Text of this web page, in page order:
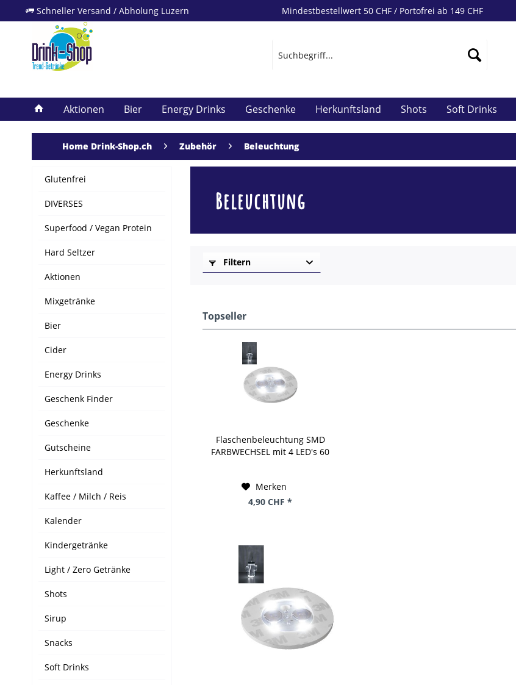
Schneller Versand / Abholung Luzern Mindestbestellwert 50 CHF / Portofrei ab 149 CHF
Aktionen Bier Energy Drinks Geschenke Herkunftsland Shots Soft Drinks
Home Drink-Shop.ch Zubehör Beleuchtung
Glutenfrei
DIVERSES
Superfood / Vegan Protein
Hard Seltzer
Aktionen
Mixgetränke
Bier
Cider
Energy Drinks
Geschenk Finder
Geschenke
Gutscheine
Herkunftsland
Kaffee / Milch / Reis
Kalender
Kindergetränke
Light / Zero Getränke
Shots
Sirup
Snacks
Soft Drinks
Beleuchtung
Filtern
Topseller
Flaschenbeleuchtung SMD
FARBWECHSEL mit 4 LED's 60
Merken
4,90 CHF *